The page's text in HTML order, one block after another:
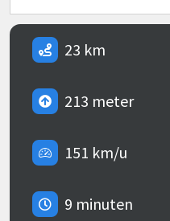
23 km
213 meter
151 km/u
9 minuten